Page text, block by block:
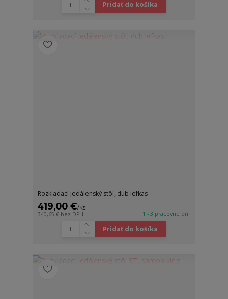
Pridať do košíka
Rozkladací jedálenský stôl, dub lefkas
419,00 €/ks
340,65 € bez DPH 1 - 3 pracovné dni
Pridať do košíka